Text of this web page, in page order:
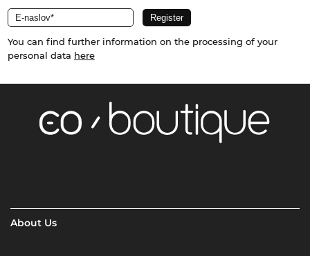
You can find further information on the processing of your
personal data here
About Us